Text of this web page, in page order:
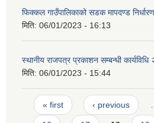
फिक्कल गाउँपालिकाको सडक मापदण्ड
मिति: 06/01/2023 - 16:13
स्थानीय राजपत्र प्रकाशन सम्बन्धी कार्यविधि
मिति: 06/01/2023 - 15:44
Pages
« first ‹ previous